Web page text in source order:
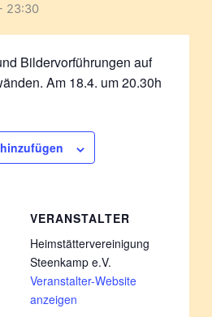
23:30
Bildervorführungen auf
Am 18.4. um 20.30h
VERANSTALTER
Heimstättervereinigung
Steenkamp e.V.
Veranstalter-Website
anzeigen